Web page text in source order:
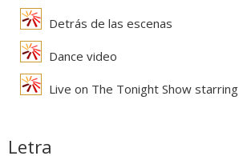
Detrás de las escenas
Dance video
Live on The Tonight Show starring
Letra